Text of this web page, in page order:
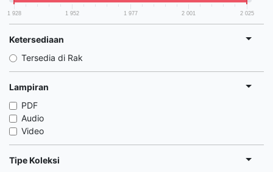
1 928 1 952 1 977 2 001 2 025
Ketersediaan
Tersedia di Rak
Lampiran
PDF
Audio
Video
Tipe Koleksi